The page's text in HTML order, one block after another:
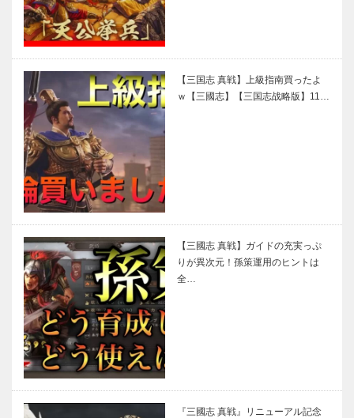
【三国志 真戦】上級指南買ったよ
ｗ【三國志】【三国志战略版】11…
【三國志 真戦】ガイドの充実っぷ
りが異次元！孫策運用のヒントは
全…
『三國志 真戦』リニューアル記念